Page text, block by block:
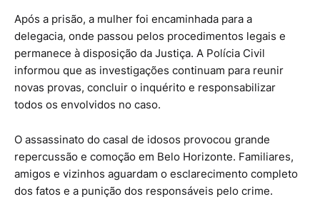
Após a prisão, a mulher foi encaminhada para a
delegacia, onde passou pelos procedimentos legais e
permanece à disposição da Justiça. A Polícia Civil
informou que as investigações continuam para reunir
novas provas, concluir o inquérito e responsabilizar
todos os envolvidos no caso.
O assassinato do casal de idosos provocou grande
repercussão e comoção em Belo Horizonte. Familiares,
amigos e vizinhos aguardam o esclarecimento completo
dos fatos e a punição dos responsáveis pelo crime.